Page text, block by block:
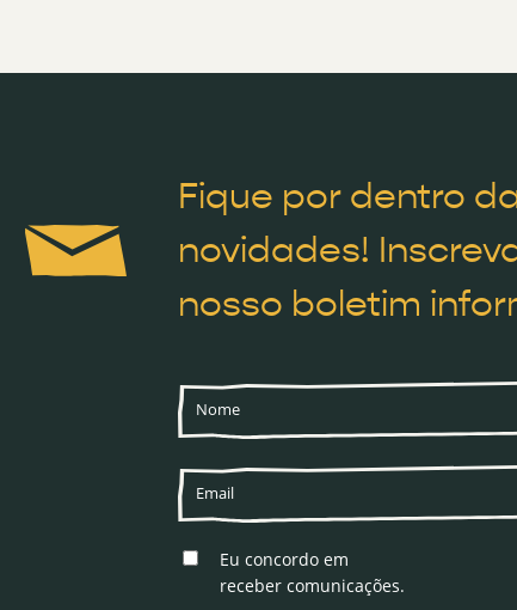
Fique por dentro
novidades!
nosso boletim
Eu concordo em
receber comunicações.